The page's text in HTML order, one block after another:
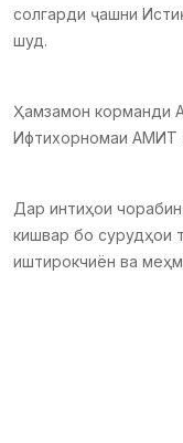
солгарди ҷашни
шуд.
Ҳамзамон корманди
Ифтихорномаи АМИТ
Дар интиҳои
кишвар бо сурудҳои
иштирокчиён ва